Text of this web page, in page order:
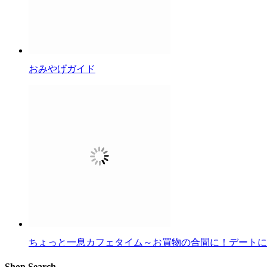
おみやげガイド
ちょっと一息カフェタイム～お買物の合間に！デート